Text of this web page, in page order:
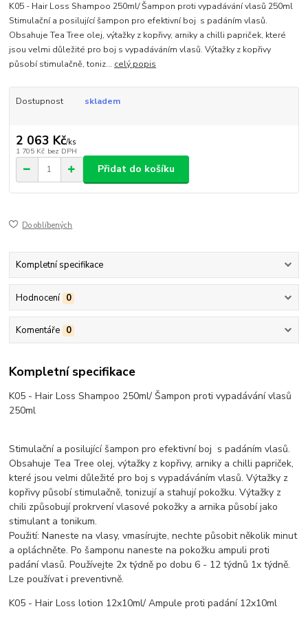
K05 - Hair Loss Shampoo 250ml/ Šampon proti vypadávání vlasů 250ml
Stimulační a posilující šampon pro efektivní boj s padáním vlasů.
Obsahuje Tea Tree olej, výtažky z kopřivy, arniky a chilli papriček, které
jsou velmi důležité pro boj s vypadáváním vlasů. Výtažky z kopřivy
působí stimulačně, toniz... celý popis
Dostupnost skladem
2 063 Kč/ks
1 705 Kč bez DPH
Přidat do košíku
Do oblíbených
Kompletní specifikace
Hodnocení 0
Komentáře 0
Kompletní specifikace
K05 - Hair Loss Shampoo 250ml/ Šampon proti vypadávání vlasů
250ml
Stimulační a posilující šampon pro efektivní boj s padáním vlasů.
Obsahuje Tea Tree olej, výtažky z kopřivy, arniky a chilli papriček,
které jsou velmi důležité pro boj s vypadáváním vlasů. Výtažky z
kopřivy působí stimulačně, tonizují a stahují pokožku. Výtažky z
chili způsobují prokrvení vlasové pokožky a arnika působí jako
stimulant a tonikum.
Použití: Naneste na vlasy, vmasírujte, nechte působit několik minut
a opláchněte. Po šamponu naneste na pokožku ampuli proti
padání vlasů. Používejte 2x týdně po dobu 6 - 12 týdnů 1x týdně.
Lze používat i preventivně.
K05 - Hair Loss lotion 12x10ml/ Ampule proti padání 12x10ml